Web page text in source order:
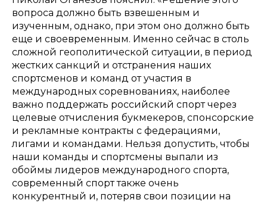
вопроса должно быть взвешенным и
изученным, однако, при этом оно должно быть
еще и своевременным. Именно сейчас в столь
сложной геополитической ситуации, в период
жестких санкций и отстранения наших
спортсменов и команд от участия в
международных соревнованиях, наиболее
важно поддержать российский спорт через
целевые отчисления букмекеров, спонсорские
и рекламные контракты с федерациями,
лигами и командами. Нельзя допустить, чтобы
наши команды и спортсмены выпали из
обоймы лидеров международного спорта,
современный спорт также очень
конкурентный и, потеряв свои позиции на